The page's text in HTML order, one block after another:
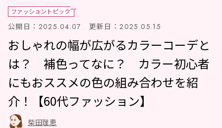
ファッショントピック
公開日： 2025.04.07 更新日： 2025.05.15
おしゃれの幅が広がるカラーコーデと
は？ 補色ってなに？ カラー初心者
にもおススメの色の組み合わせを紹
介！【60代ファッション】
柴田理恵